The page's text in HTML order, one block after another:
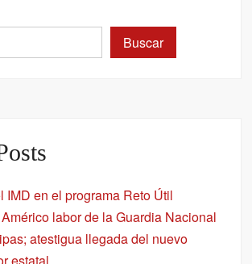
Buscar
IMD en el programa Reto Útil
labor de la Guardia Nacional
atestigua llegada del nuevo
estatal